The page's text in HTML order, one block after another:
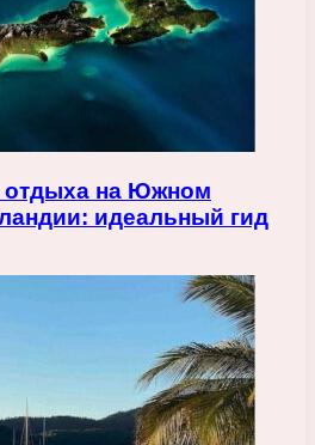
отдыха на Южном
идеальный гид